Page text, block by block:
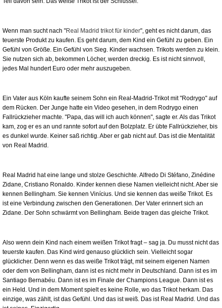
Wenn man sucht nach "Real Madrid trikot für kinder", geht es nicht darum, das
teuerste Produkt zu kaufen. Es geht darum, dem Kind ein Gefühl zu geben. Ein
Gefühl von Größe. Ein Gefühl von Sieg. Kinder wachsen. Trikots werden zu klein.
Sie nutzen sich ab, bekommen Löcher, werden dreckig. Es ist nicht sinnvoll,
jedes Mal hundert Euro oder mehr auszugeben.
Ein Vater aus Köln kaufte seinem Sohn ein Real-Madrid-Trikot mit "Rodrygo" auf
dem Rücken. Der Junge hatte ein Video gesehen, in dem Rodrygo einen
Fallrückzieher machte. "Papa, das will ich auch können", sagte er. Als das Trikot
kam, zog er es an und rannte sofort auf den Bolzplatz. Er übte Fallrückzieher, bis
es dunkel wurde. Keiner saß richtig. Aber er gab nicht auf. Das ist die Mentalität
von Real Madrid.
Real Madrid hat eine lange und stolze Geschichte. Alfredo Di Stéfano, Zinédine
Zidane, Cristiano Ronaldo. Kinder kennen diese Namen vielleicht nicht. Aber sie
kennen Bellingham. Sie kennen Vinícius. Und sie kennen das weiße Trikot. Es
ist eine Verbindung zwischen den Generationen. Der Vater erinnert sich an
Zidane. Der Sohn schwärmt von Bellingham. Beide tragen das gleiche Trikot.
Also wenn dein Kind nach einem weißen Trikot fragt – sag ja. Du musst nicht das
teuerste kaufen. Das Kind wird genauso glücklich sein. Vielleicht sogar
glücklicher. Denn wenn es das weiße Trikot trägt, mit seinem eigenen Namen
oder dem von Bellingham, dann ist es nicht mehr in Deutschland. Dann ist es im
Santiago Bernabéu. Dann ist es im Finale der Champions League. Dann ist es
ein Held. Und in dem Moment spielt es keine Rolle, wo das Trikot herkam. Das
einzige, was zählt, ist das Gefühl. Und das ist weiß. Das ist Real Madrid. Und das